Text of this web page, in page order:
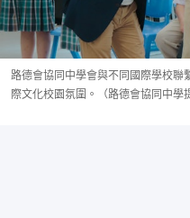
路德會協同中學會與不同國際學校聯
際文化校園氛圍。（路德會協同中學